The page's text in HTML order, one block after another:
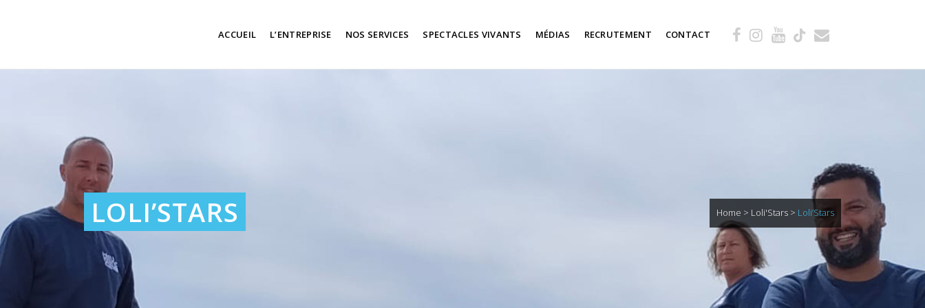
ACCUEIL L’ENTREPRISE NOS SERVICES SPECTACLES VIVANTS MÉDIAS RECRUTEMENT CONTACT
LOLI’STARS Home > Loli'Stars > Loli’Stars